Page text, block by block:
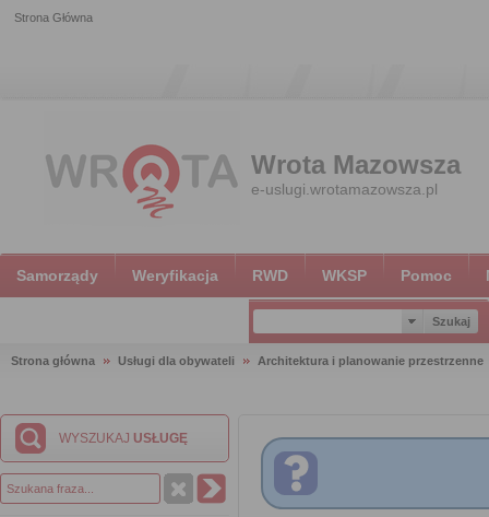
Strona Główna
Wrota Mazowsza
e-uslugi.wrotamazowsza.pl
Samorządy Weryfikacja RWD WKSP Pomoc
Strona główna Usługi dla obywateli Architektura i planowanie przestrzenne
WYSZUKAJ USŁUGĘ